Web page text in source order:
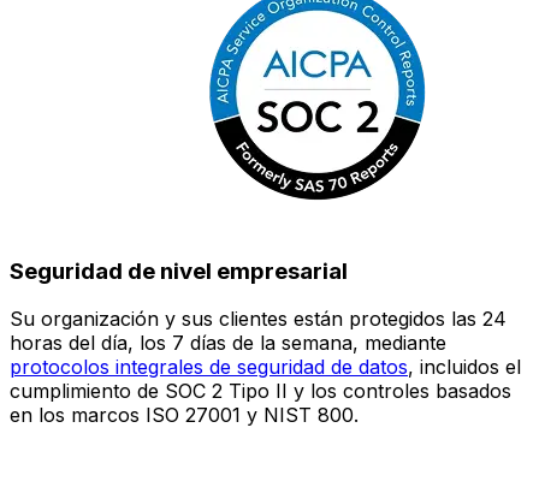
Seguridad de nivel empresarial
Su organización y sus clientes están protegidos las 24
horas del día, los 7 días de la semana, mediante
protocolos integrales de seguridad de datos, incluidos el
cumplimiento de SOC 2 Tipo II y los controles basados
en los marcos ISO 27001 y NIST 800.